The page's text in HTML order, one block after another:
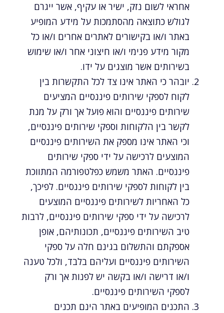
אחראי לשום נזק, ישיר או עקיף, אשר ייגרם
לגולש כתוצאה מהסתמכות על מידע המופיע
באתר ו/או בקישורים לאתרים אחרים ו/או כל
מקור מידע פנימי ו/או חיצוני אחר ו/או שימוש
בשירותים אשר מוצגים על ידו.
יובהר כי האתר אינו צד לכל התקשרות בין
לקוח לספקי שירותים פיננסיים המציעים
שירותים פיננסיים והוא פועל אך ורק על מנת
לקשר בין הלקוחות וספקי שירותים פיננסיים,
וכי האתר אינו מספק את השירותים פיננסיים
המוצעים לרכישה על ידי ספקי שירותים
פיננסיים. האתר משמש כפלטפורמה המתווכת
בין לקוחות לספקי שירותים פיננסיים. לפיכך,
כל האחריות לשירותים פיננסיים המוצעים
לרכישה על ידי ספקי שירותים פיננסיים, לרבות
טיב השירותים פיננסיים, תכונותיהם, אופן
אספקתם והתשלום בגינם חלה על ספקי
השירותים פיננסיים ועליהם בלבד, ולכל טענה
ו/או דרישה ו/או בקשה יש לפנות אך ורק
לספקי השירותים פיננסיים.
התכנים המופיעים באתר הינם תכנים